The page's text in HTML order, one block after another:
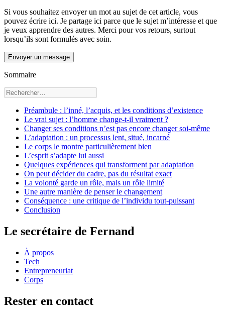
Si vous souhaitez envoyer un mot au sujet de cet article, vous
pouvez écrire ici. Je partage ici parce que le sujet m’intéresse et que
je veux apprendre des autres. Merci pour vos retours, surtout
lorsqu’ils sont formulés avec soin.
Envoyer un message
Sommaire
Préambule : l’inné, l’acquis, et les conditions d’existence
Le vrai sujet : l’homme change-t-il vraiment ?
Changer ses conditions n’est pas encore changer soi-même
L’adaptation : un processus lent, situé, incarné
Le corps le montre particulièrement bien
L’esprit s’adapte lui aussi
Quelques expériences qui transforment par adaptation
On peut décider du cadre, pas du résultat exact
La volonté garde un rôle, mais un rôle limité
Une autre manière de penser le changement
Conséquence : une critique de l’individu tout-puissant
Conclusion
Le secrétaire de Fernand
À propos
Tech
Entrepreneuriat
Corps
Rester en contact